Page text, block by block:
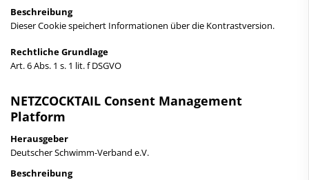
Beschreibung
Dieser Cookie speichert Informationen über die Kontrastversion.
Rechtliche Grundlage
Art. 6 Abs. 1 s. 1 lit. f DSGVO
NETZCOCKTAIL Consent Management
Platform
Herausgeber
Deutscher Schwimm-Verband e.V.
Beschreibung